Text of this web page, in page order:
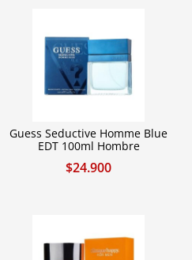
Guess Seductive Homme Blue
EDT 100ml Hombre
$24.900